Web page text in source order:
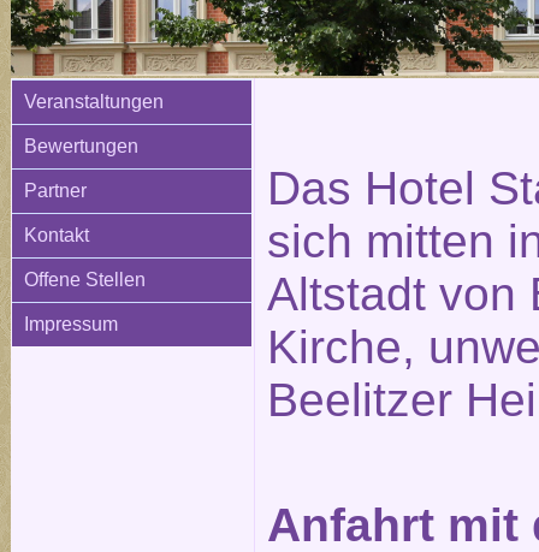
Veranstaltungen
Bewertungen
Partner
Kontakt
Offene Stellen
Impressum
Das Hotel
sich mitten
Altstadt von
Kirche,
Beelitzer
Anfahrt mit